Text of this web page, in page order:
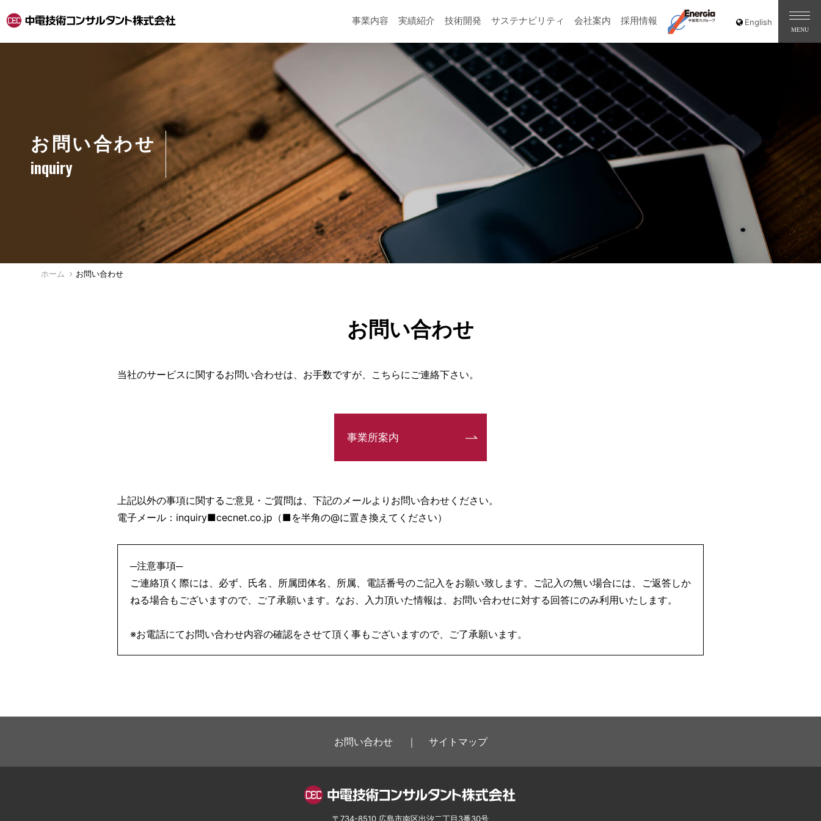
事業内容 実績紹介 技術開発 サステナビリティ 会社案内 採用情報
［道路交通部､国土･海洋部､企画部］
お問い合わせ
inquiry
ホーム お問い合わせ
お問い合わせ
当社のサービスに関するお問い合わせは、お手数ですが、こちらにご連絡下さい。
事業所案内
上記以外の事項に関するご意見・ご質問は、下記のメールよりお問い合わせください。
電子メール：inquiry■cecnet.co.jp（■を半角の@に置き換えてください）
─注意事項─
ご連絡頂く際には、必ず、氏名、所属団体名、所属、電話番号のご記入をお願い致します。ご記入の無い場合には、ご返答しか
ねる場合もございますので、ご了承願います。なお、入力頂いた情報は、お問い合わせに対する回答にのみ利用いたします。
※お電話にてお問い合わせ内容の確認をさせて頂く事もございますので、ご了承願います。
お問い合わせ サイトマップ
〒734-8510 広島市南区出汐二丁目3番30号